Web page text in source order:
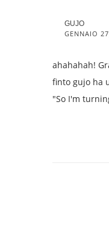
GUJO
GENNAIO
ahahahah!
finto gujo ha
"So I'm